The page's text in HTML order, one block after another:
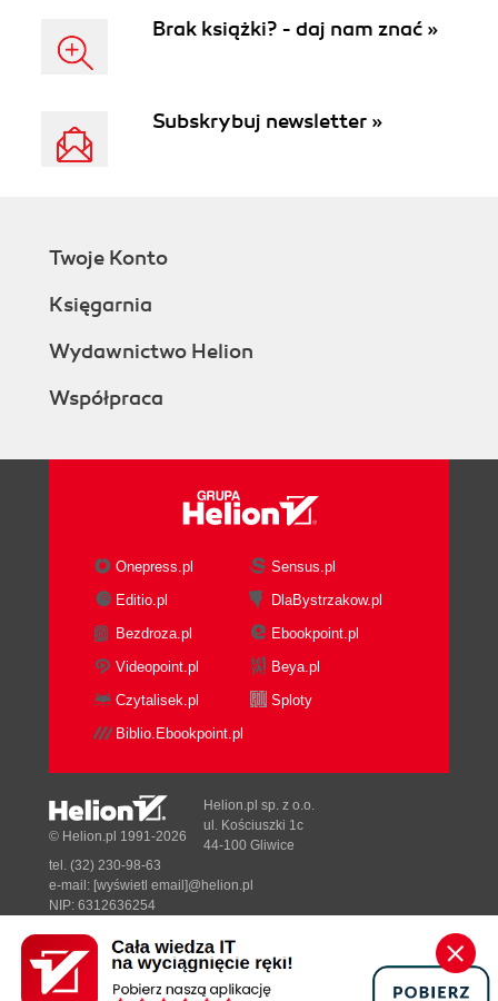
Brak książki? - daj nam znać »
Subskrybuj newsletter »
Twoje Konto
Księgarnia
Wydawnictwo Helion
Współpraca
Onepress.pl
Sensus.pl
Editio.pl
DlaBystrzakow.pl
Bezdroza.pl
Ebookpoint.pl
Videopoint.pl
Beya.pl
Czytalisek.pl
Sploty
Biblio.Ebookpoint.pl
Designed with ♥ byTonik.pl
© Helion.pl 1991-2026
Helion.pl sp. z o.o.
ul. Kościuszki 1c
44-100 Gliwice
tel. (32) 230-98-63
e-mail: [wyświetl email]@helion.pl
NIP: 6312636254